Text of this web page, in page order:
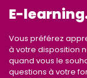
E-
Vous préférez
à votre disposition
quand vous le
questions à votre